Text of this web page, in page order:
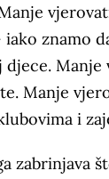
znamo
djece.
Manje
i
zabrinjava